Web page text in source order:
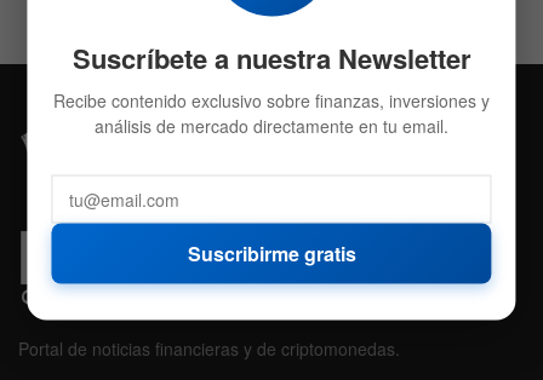
Portal de noticias financieras y de criptomonedas.
Suscríbete a nuestra Newsletter
Recibe contenido exclusivo sobre finanzas, inversiones y
análisis de mercado directamente en tu email.
Suscribirme gratis